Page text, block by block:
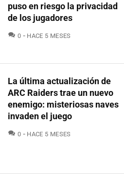
puso en riesgo la privacidad
de los jugadores
0 COMENTARIOS
HACE 5 MESES
La última actualización de
ARC Raiders trae un nuevo
enemigo: misteriosas naves
invaden el juego
0 COMENTARIOS
HACE 5 MESES